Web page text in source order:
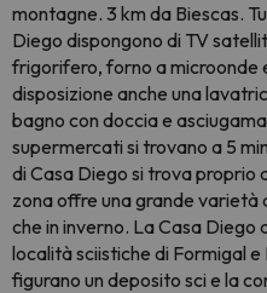
montagne. 3 km da Biescas.
Diego dispongono di TV
frigorifero, forno a microonde
disposizione anche una
bagno con doccia e
supermercati si trovano a 5
di Casa Diego si trova
zona offre una grande
che in inverno. La Casa Diego
località sciistiche di Formigal
figurano un deposito sci e la